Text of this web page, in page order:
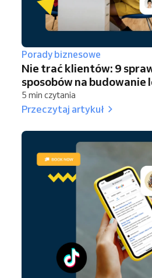
Porady biznesowe
Nie trać klientów: 9
sposobów na budowanie
5 min czytania
Przeczytaj artykuł